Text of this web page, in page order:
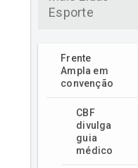
Esporte
Frente
Ampla em
convenção
CBF
divulga
guia
médico